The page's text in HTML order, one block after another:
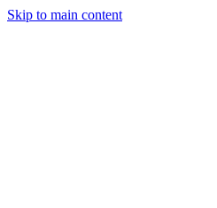
Skip to main content